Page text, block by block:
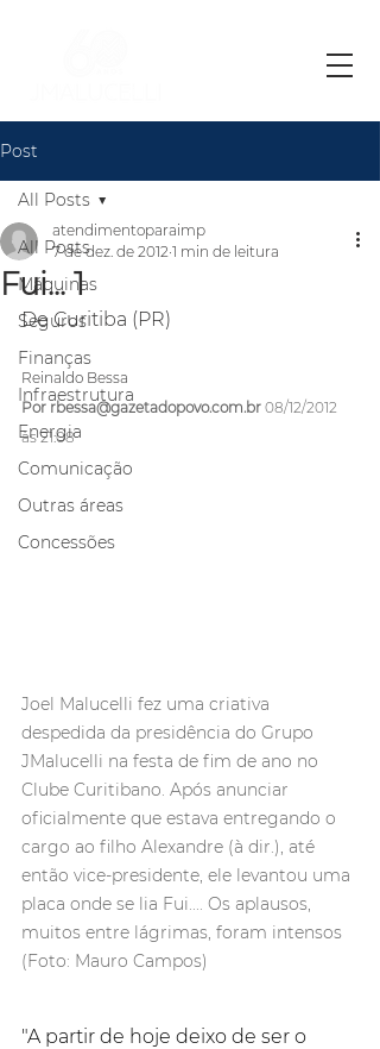
Post
All Posts
Máquinas
Seguros
Finanças
Infraestrutura
Energia
Comunicação
Outras áreas
Concessões
All Posts
Fui... 1
atendimentoparaimp
7 de dez. de 2012 1 min de leitura
De Curitiba (PR)
Reinaldo Bessa
Por rbessa@gazetadopovo.com.br 08/12/2012
às 21:08
Joel Malucelli fez uma criativa
despedida da presidência do Grupo
JMalucelli na festa de fim de ano no
Clube Curitibano. Após anunciar
oficialmente que estava entregando o
cargo ao filho Alexandre (à dir.), até
então vice-presidente, ele levantou uma
placa onde se lia Fui.... Os aplausos,
muitos entre lágrimas, foram intensos
(Foto: Mauro Campos)
"A partir de hoje deixo de ser o